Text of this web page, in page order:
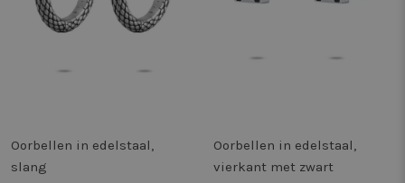
Oorbellen in edelstaal,
slang
Oorbellen in edelstaal,
vierkant met zwart